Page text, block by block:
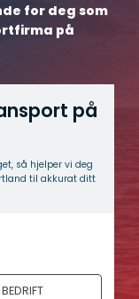
for deg som
på
på
så hjelper vi deg
til akkurat ditt
BEDRIFT